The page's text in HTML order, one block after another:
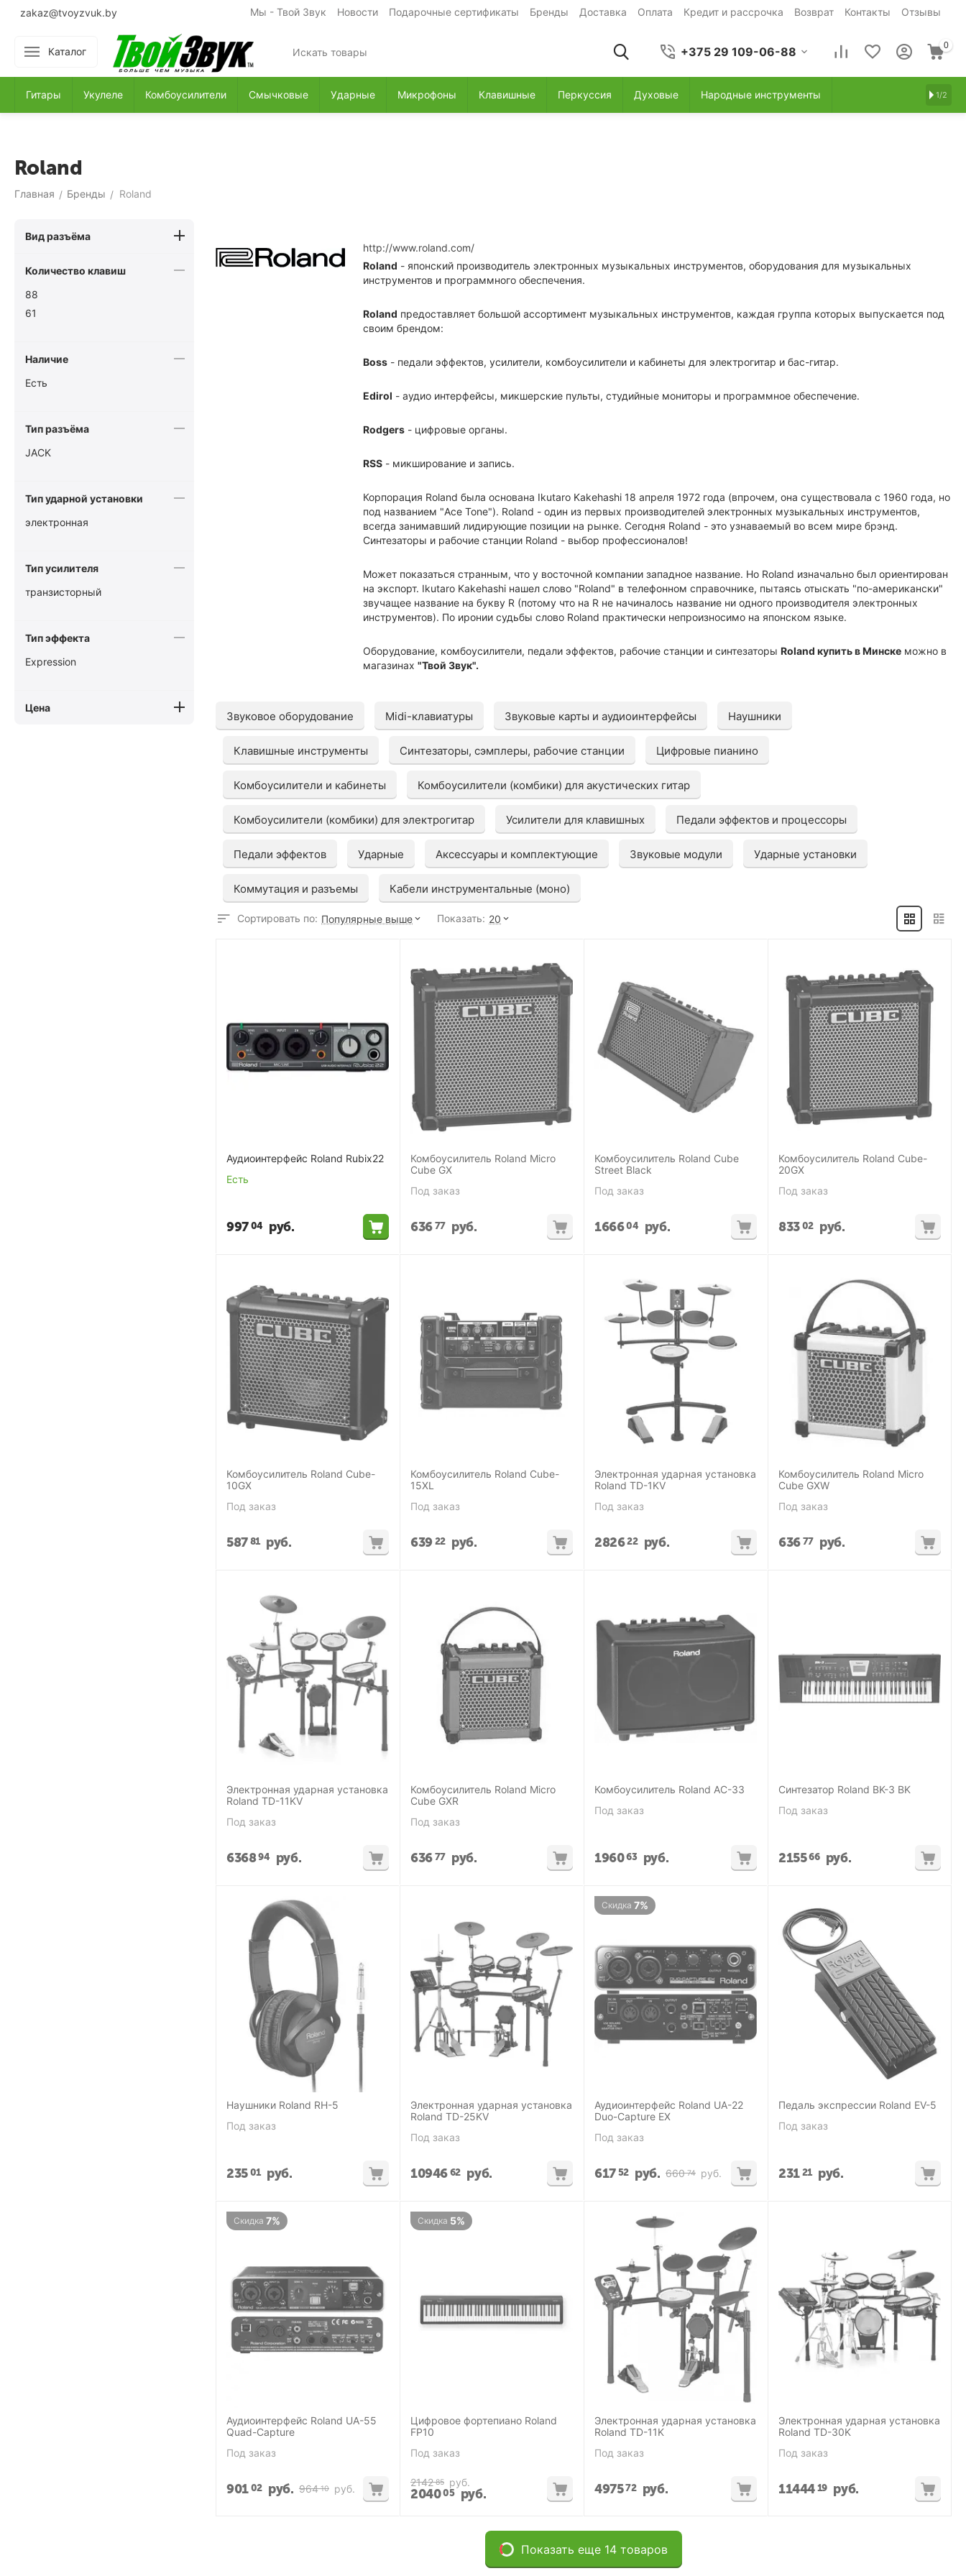
zakaz@tvoyzvuk.by Мы - Твой Звук Новости Подарочные сертификаты Бренды Доставка Оплата Кредит и рассрочка Возврат Контакты Отзывы
Каталог +375 29 109-06-88 0
Гитары Укулеле Комбоусилители Смычковые Ударные Микрофоны Клавишные Перкуссия Духовые Народные инструменты 1/2
Roland
Главная / Бренды / Roland
http://www.roland.com/
Roland - японский производитель электронных музыкальных инструментов, оборудования для музыкальных
инструментов и программного обеспечения.
Roland предоставляет большой ассортимент музыкальных инструментов, каждая группа которых выпускается под
своим брендом:
Boss - педали эффектов, усилители, комбоусилители и кабинеты для электрогитар и бас-гитар.
Edirol - аудио интерфейсы, микшерские пульты, студийные мониторы и программное обеспечение.
Rodgers - цифровые органы.
RSS - микширование и запись.
Корпорация Roland была основана Ikutaro Kakehashi 18 апреля 1972 года (впрочем, она существовала с 1960 года, но
под названием "Ace Tone"). Roland - один из первых производителей электронных музыкальных инструментов,
всегда занимавший лидирующие позиции на рынке. Сегодня Roland - это узнаваемый во всем мире брэнд.
Синтезаторы и рабочие станции Roland - выбор профессионалов!
Может показаться странным, что у восточной компании западное название. Но Roland изначально был ориентирован
на экспорт. Ikutaro Kakehashi нашел слово "Roland" в телефонном справочнике, пытаясь отыскать "по-американски"
звучащее название на букву R (потому что на R не начиналось название ни одного производителя электронных
инструментов). По иронии судьбы слово Roland практически непроизносимо на японском языке.
Оборудование, комбоусилители, педали эффектов, рабочие станции и синтезаторы Roland купить в Минске можно в
магазинах "Твой Звук".
Звуковое оборудование Midi-клавиатуры Звуковые карты и аудиоинтерфейсы Наушники
Клавишные инструменты Синтезаторы, сэмплеры, рабочие станции Цифровые пианино
Комбоусилители и кабинеты Комбоусилители (комбики) для акустических гитар
Комбоусилители (комбики) для электрогитар Усилители для клавишных Педали эффектов и процессоры
Педали эффектов Ударные Аксессуары и комплектующие Звуковые модули Ударные установки
Коммутация и разъемы Кабели инструментальные (моно)
Сортировать по: Популярные выше Показать: 20
Аудиоинтерфейс Roland Rubix22
Есть
99704 руб.
Комбоусилитель Roland Micro
Cube GX
Под заказ
63677 руб.
Комбоусилитель Roland Cube
Street Black
Под заказ
166604 руб.
Комбоусилитель Roland Cube-
20GX
Под заказ
83302 руб.
Комбоусилитель Roland Cube-
10GX
Под заказ
58781 руб.
Комбоусилитель Roland Cube-
15XL
Под заказ
63922 руб.
Электронная ударная установка
Roland TD-1KV
Под заказ
282622 руб.
Комбоусилитель Roland Micro
Cube GXW
Под заказ
63677 руб.
Электронная ударная установка
Roland TD-11KV
Под заказ
636894 руб.
Комбоусилитель Roland Micro
Cube GXR
Под заказ
63677 руб.
Комбоусилитель Roland AC-33
Под заказ
196063 руб.
Синтезатор Roland BK-3 BK
Под заказ
215566 руб.
Наушники Roland RH-5
Под заказ
23501 руб.
Электронная ударная установка
Roland TD-25KV
Под заказ
1094662 руб.
Скидка 7%
Аудиоинтерфейс Roland UA-22
Duo-Capture EX
Под заказ
660 74 руб.
61752 руб.
Педаль экспрессии Roland EV-5
Под заказ
23121 руб.
Скидка 7%
Аудиоинтерфейс Roland UA-55
Quad-Capture
Под заказ
964 10 руб.
90102 руб.
Скидка 5%
Цифровое фортепиано Roland
FP10
Под заказ
2142 85 руб.
204005 руб.
Электронная ударная установка
Roland TD-11K
Под заказ
497572 руб.
Электронная ударная установка
Roland TD-30K
Под заказ
1144419 руб.
Показать еще 14 товаров
Вид разъёма
Количество клавиш
88
61
Наличие
Есть
Тип разъёма
JACK
Тип ударной установки
электронная
Тип усилителя
транзисторный
Тип эффекта
Expression
Цена